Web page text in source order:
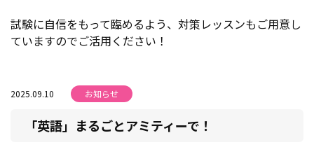
試験に自信をもって臨めるよう、対策レッスンもご用意し
ていますのでご活用ください！
2025.09.10 お知らせ
「英語」まるごとアミティーで！